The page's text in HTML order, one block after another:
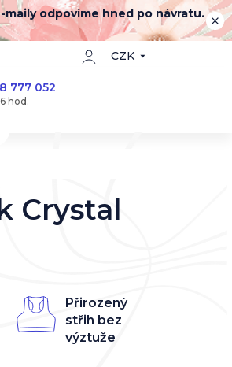
odpovíme hned po návratu.
CZK
777 052
Přirozený
střih bez
výztuže
Crystal